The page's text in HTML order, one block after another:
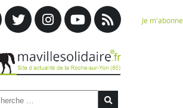
Je m'abonne